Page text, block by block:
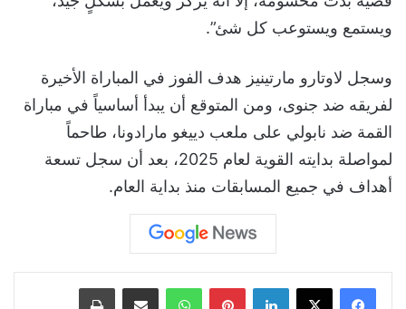
ويستمع ويستوعب كل شئ”.
وسجل لاوتارو مارتينيز هدف الفوز في المباراة الأخيرة
لفريقه ضد جنوى، ومن المتوقع أن يبدأ أساسياً في مباراة
القمة ضد نابولي على ملعب دييغو مارادونا، طاحماً
لمواصلة بدايته القوية لعام 2025، بعد أن سجل تسعة
أهداف في جميع المسابقات منذ بداية العام.
لينكدإن بينتيريست واتساب